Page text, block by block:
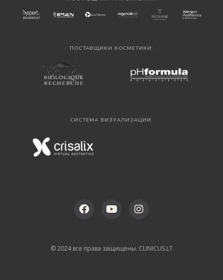
ПОСТАВЩИКИ КОСМЕТИКИ:
СИСТЕМА ВИЗУАЛИЗАЦИИ:
© 2024 все права защищены. CLINICUS.LT